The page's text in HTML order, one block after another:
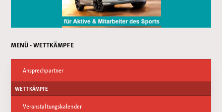
MENÜ - WETTKÄMPFE
Ansprechpartner
WETTKÄMPFE
Veranstaltungskalender